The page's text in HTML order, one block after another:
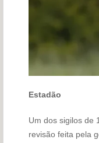
Estadão
Um dos sigilos de
revisão feita pela